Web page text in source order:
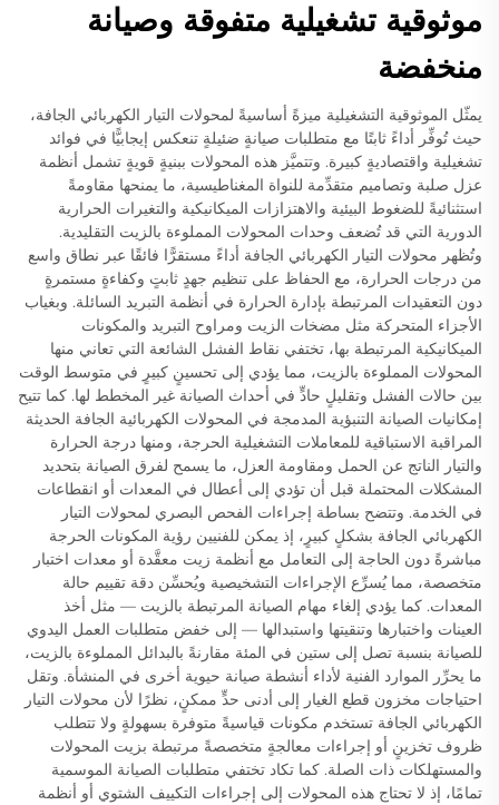
موثوقية تشغيلية متفوقة وصيانة
منخفضة
يمثّل الموثوقية التشغيلية ميزةً أساسيةً لمحولات التيار الكهربائي الجافة،
حيث تُوفِّر أداءً ثابتًا مع متطلبات صيانةٍ ضئيلةٍ تنعكس إيجابيًّا في فوائد
تشغيلية واقتصاديةٍ كبيرة. وتتميَّز هذه المحولات ببنيةٍ قويةٍ تشمل أنظمة
عزل صلبة وتصاميم متقدِّمة للنواة المغناطيسية، ما يمنحها مقاومةً
استثنائيةً للضغوط البيئية والاهتزازات الميكانيكية والتغيرات الحرارية
الدورية التي قد تُضعف وحدات المحولات المملوءة بالزيت التقليدية.
وتُظهر محولات التيار الكهربائي الجافة أداءً مستقرًّا فائقًا عبر نطاق واسع
من درجات الحرارة، مع الحفاظ على تنظيم جهدٍ ثابتٍ وكفاءةٍ مستمرةٍ
دون التعقيدات المرتبطة بإدارة الحرارة في أنظمة التبريد السائلة. وبغياب
الأجزاء المتحركة مثل مضخات الزيت ومراوح التبريد والمكونات
الميكانيكية المرتبطة بها، تختفي نقاط الفشل الشائعة التي تعاني منها
المحولات المملوءة بالزيت، مما يؤدي إلى تحسينٍ كبيرٍ في متوسط الوقت
بين حالات الفشل وتقليلٍ حادٍّ في أحداث الصيانة غير المخطط لها. كما تتيح
إمكانيات الصيانة التنبؤية المدمجة في المحولات الكهربائية الجافة الحديثة
المراقبة الاستباقية للمعاملات التشغيلية الحرجة، ومنها درجة الحرارة
والتيار الناتج عن الحمل ومقاومة العزل، ما يسمح لفرق الصيانة بتحديد
المشكلات المحتملة قبل أن تؤدي إلى أعطال في المعدات أو انقطاعات
في الخدمة. وتتضح بساطة إجراءات الفحص البصري لمحولات التيار
الكهربائي الجافة بشكلٍ كبيرٍ، إذ يمكن للفنيين رؤية المكونات الحرجة
مباشرةً دون الحاجة إلى التعامل مع أنظمة زيت معقَّدة أو معدات اختبار
متخصصة، مما يُسرِّع الإجراءات التشخيصية ويُحسِّن دقة تقييم حالة
المعدات. كما يؤدي إلغاء مهام الصيانة المرتبطة بالزيت — مثل أخذ
العينات واختبارها وتنقيتها واستبدالها — إلى خفض متطلبات العمل اليدوي
للصيانة بنسبة تصل إلى ستين في المئة مقارنةً بالبدائل المملوءة بالزيت،
ما يحرِّر الموارد الفنية لأداء أنشطة صيانة حيوية أخرى في المنشأة. وتقل
احتياجات مخزون قطع الغيار إلى أدنى حدٍّ ممكنٍ، نظرًا لأن محولات التيار
الكهربائي الجافة تستخدم مكونات قياسيةً متوفرة بسهولةٍ ولا تتطلب
ظروف تخزينٍ أو إجراءات معالجةٍ متخصصةً مرتبطة بزيت المحولات
والمستهلكات ذات الصلة. كما تكاد تختفي متطلبات الصيانة الموسمية
تمامًا، إذ لا تحتاج هذه المحولات إلى إجراءات التكييف الشتوي أو أنظمة